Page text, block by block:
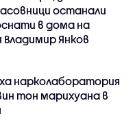
останали
в дома на
Владимир Янков
нарколаборатория
тон марихуана в